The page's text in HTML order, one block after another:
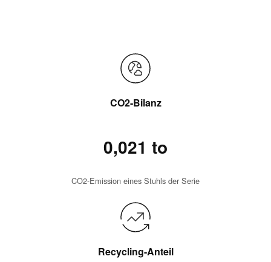
CO2-Bilanz
0,021 to
CO2-Emission eines Stuhls der Serie
Recycling-Anteil